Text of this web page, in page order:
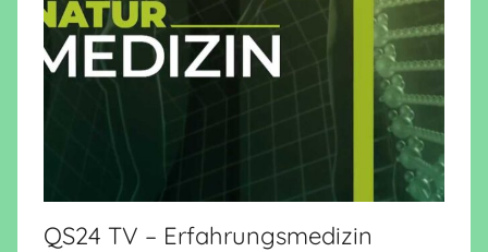
QS24 TV – Erfahrungsmedizin